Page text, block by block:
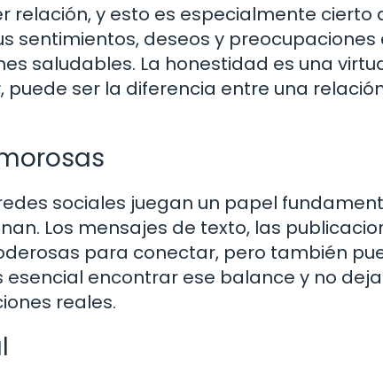
relación, y esto es especialmente cierto
sentimientos, deseos y preocupaciones
saludables. La honestidad es una
ser la diferencia entre una
sociales juegan un papel
Los mensajes de texto, las
para conectar, pero también
encontrar ese balance y no
reales.